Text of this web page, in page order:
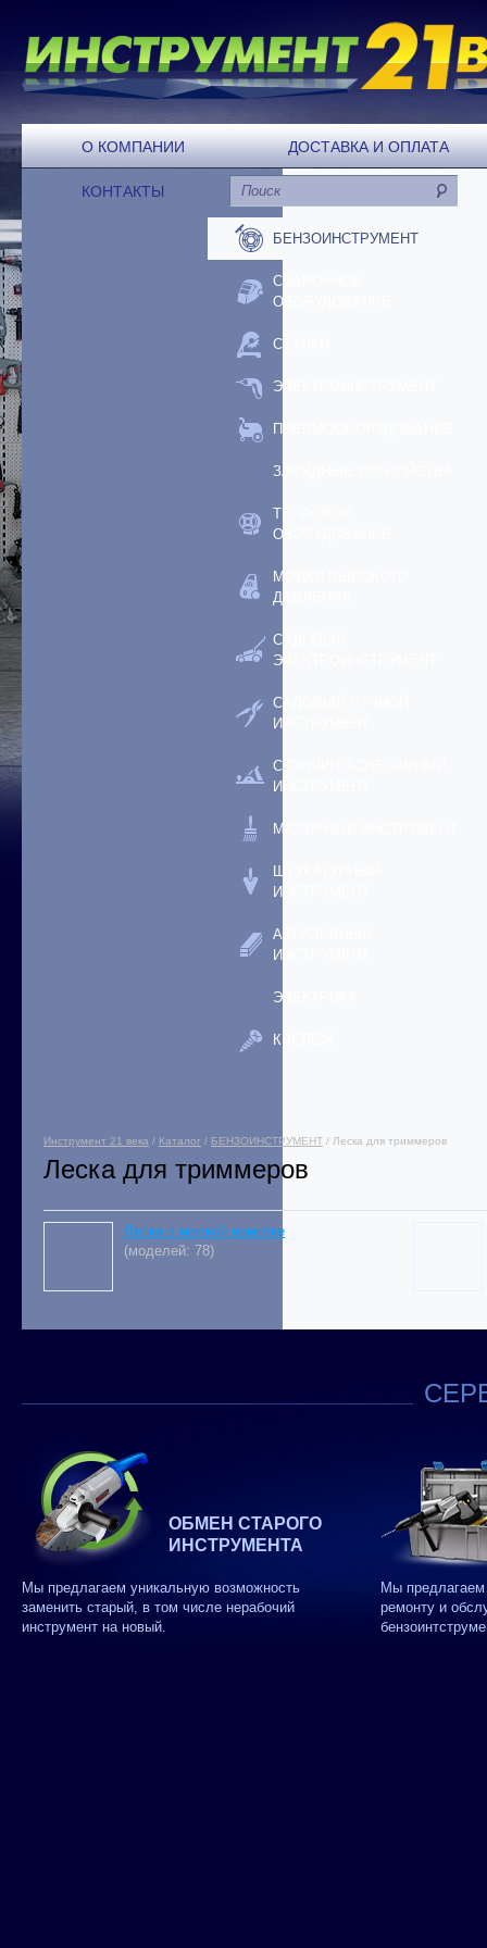
О КОМПАНИИ ДОСТАВКА И ОПЛАТА
КОНТАКТЫ
БЕНЗОИНСТРУМЕНТ
СВАРОЧНОЕ
ОБОРУДОВАНИЕ
СТАНКИ
ЭЛЕКТРОИНСТРУМЕНТ
ПНЕВМООБОРУДОВАНИЕ
ЗАРЯДНЫЕ УСТРОЙСТВА
ТЕПЛОВОЕ
ОБОРУДОВАНИЕ
МОЙКИ ВЫСОКОГО
ДАВЛЕНИЯ
САДОВЫЙ
ЭЛЕКТРОИНСТРУМЕНТ
САДОВЫЙ РУЧНОЙ
ИНСТРУМЕНТ
СТОЛЯРНО-СЛЕСАРНЫЙ
ИНСТРУМЕНТ
МАЛЯРНЫЙ ИНСТРУМЕНТ
ШТУКАТУРНЫЙ
ИНСТРУМЕНТ
АБРАЗИВНЫЙ
ИНСТРУМЕНТ
ЭЛЕКТРИКА
КРЕПЕЖ
Инструмент 21 века / Каталог / БЕНЗОИНСТРУМЕНТ / Леска для триммеров
Леска для триммеров
Леска в мелкой намотке
(моделей: 78)
ОБМЕН СТАРОГО
ИНСТРУМЕНТА
Мы предлагаем уникальную возможность
заменить старый, в том числе нерабочий
инструмент на новый.
Мы
ремонту и